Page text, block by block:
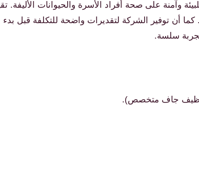
على صحة أفراد الأسرة والحيوانات الأليفة.
أن توفير الشركة لتقديرات واضحة للتكلفة قبل
سلسة.
تنظيف جاف متخصص).